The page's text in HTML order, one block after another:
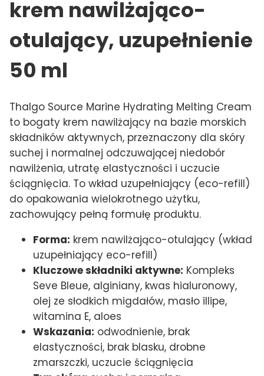
krem nawilżająco-
otulający, uzupełnienie
50 ml
Thalgo Source Marine Hydrating Melting Cream
to bogaty krem nawilżający na bazie morskich
składników aktywnych, przeznaczony dla skóry
suchej i normalnej odczuwającej niedobór
nawilżenia, utratę elastyczności i uczucie
ściągnięcia. To wkład uzupełniający (eco-refill)
do opakowania wielokrotnego użytku,
zachowujący pełną formułę produktu.
Forma: krem nawilżająco-otulający (wkład
uzupełniający eco-refill)
Kluczowe składniki aktywne: Kompleks
Seve Bleue, alginiany, kwas hialuronowy,
olej ze słodkich migdałów, masło illipe,
witamina E, aloes
Wskazania: odwodnienie, brak
elastyczności, brak blasku, drobne
zmarszczki, uczucie ściągnięcia